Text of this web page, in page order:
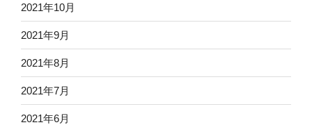
2021年10月
2021年9月
2021年8月
2021年7月
2021年6月